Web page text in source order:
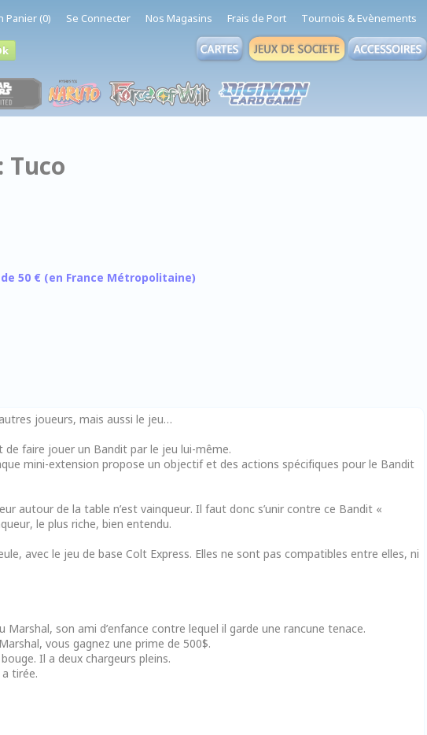
Panier (0) Se Connecter Nos Magasins Frais de Port Tournois & Evènements
Tuco
50 € (en France Métropolitaine)
joueurs, mais aussi le jeu…
de faire jouer un Bandit par le jeu lui-même.
mini-extension propose un objectif et des actions spécifiques pour le Bandit
autour de la table n’est vainqueur. Il faut donc s’unir contre ce Bandit «
le plus riche, bien entendu.
avec le jeu de base Colt Express. Elles ne sont pas compatibles entre elles, ni
son ami d’enfance contre lequel il garde une rancune tenace.
vous gagnez une prime de 500$.
Il a deux chargeurs pleins.
tirée.